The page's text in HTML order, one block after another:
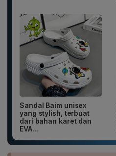
Sandal Baim unisex
yang stylish, terbuat
dari bahan karet dan
EVA...